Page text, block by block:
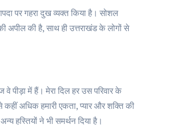
अपील की है, साथ ही उत्तराखंड के लोगों से
पीड़ा में हैं। मेरा दिल हर उस परिवार के
अधिक हमारी एकता, प्यार और शक्ति की
हस्तियों ने भी समर्थन दिया है।